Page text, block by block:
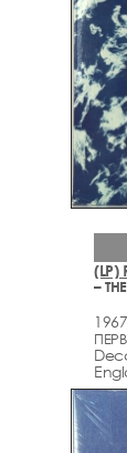
(LP)
–
1967